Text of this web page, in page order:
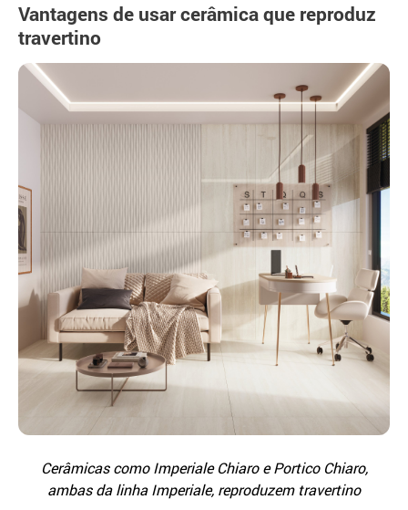
Vantagens de usar cerâmica que reproduz
travertino
Cerâmicas como Imperiale Chiaro e Portico Chiaro,
ambas da linha Imperiale, reproduzem travertino